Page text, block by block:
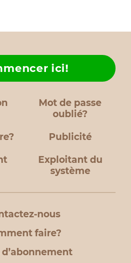
Mot de passe
oublié?
ici!
Publicité
Exploitant du
système
nous
faire?
d’abonnement